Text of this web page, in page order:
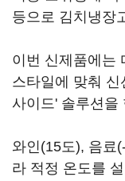
등으로 김치냉장
이번 신제품에는
스타일에 맞춰
사이드' 솔루션을
와인(15도), 음료
라 적정 온도를